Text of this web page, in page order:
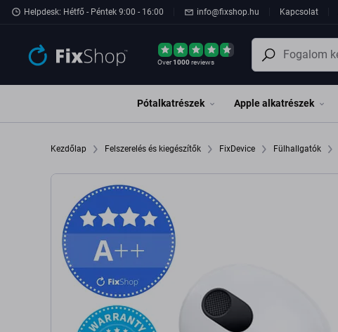
Ugrás az oldal fő részéhez
Helpdesk: Hétfő - Péntek 9:00 - 16:00 info@fixshop.hu Kapcsolat
Over1000reviews
Pótalkatrészek Apple alkatrészek
Kezdőlap Felszerelés és kiegészítők FixDevice Fülhallgatók